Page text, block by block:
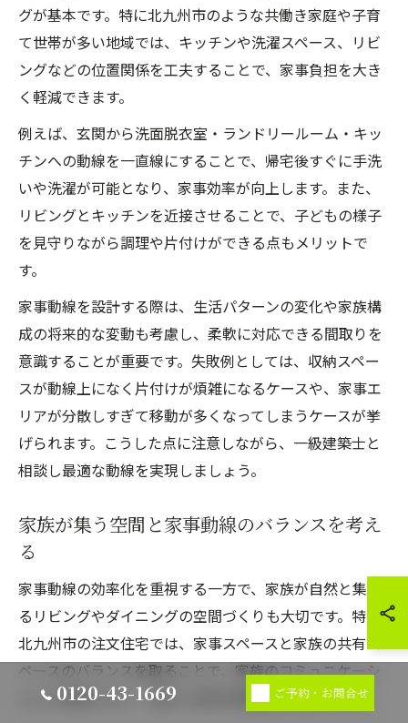
グが基本です。特に北九州市のような共働き家庭や子育
て世帯が多い地域では、キッチンや洗濯スペース、リビ
ングなどの位置関係を工夫することで、家事負担を大き
く軽減できます。
例えば、玄関から洗面脱衣室・ランドリールーム・キッ
チンへの動線を一直線にすることで、帰宅後すぐに手洗
いや洗濯が可能となり、家事効率が向上します。また、
リビングとキッチンを近接させることで、子どもの様子
を見守りながら調理や片付けができる点もメリットで
す。
家事動線を設計する際は、生活パターンの変化や家族構
成の将来的な変動も考慮し、柔軟に対応できる間取りを
意識することが重要です。失敗例としては、収納スペー
スが動線上になく片付けが煩雑になるケースや、家事エ
リアが分散しすぎて移動が多くなってしまうケースが挙
げられます。こうした点に注意しながら、一級建築士と
相談し最適な動線を実現しましょう。
家族が集う空間と家事動線のバランスを考え
る
家事動線の効率化を重視する一方で、家族が自然と集ま
るリビングやダイニングの空間づくりも大切です。特に
北九州市の注文住宅では、家事スペースと家族の共有ス
ペースのバランスを取ることで、家族のコミュニケーシ
ョンが活発になり、住まい全体の満足度が高まります。
0120-43-1669 ご予約・お問合せ